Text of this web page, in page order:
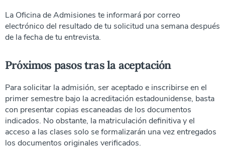
La Oficina de Admisiones te informará por correo
electrónico del resultado de tu solicitud una semana después
de la fecha de tu entrevista.
Próximos pasos tras la aceptación
Para solicitar la admisión, ser aceptado e inscribirse en el
primer semestre bajo la acreditación estadounidense, basta
con presentar copias escaneadas de los documentos
indicados. No obstante, la matriculación definitiva y el
acceso a las clases solo se formalizarán una vez entregados
los documentos originales verificados.